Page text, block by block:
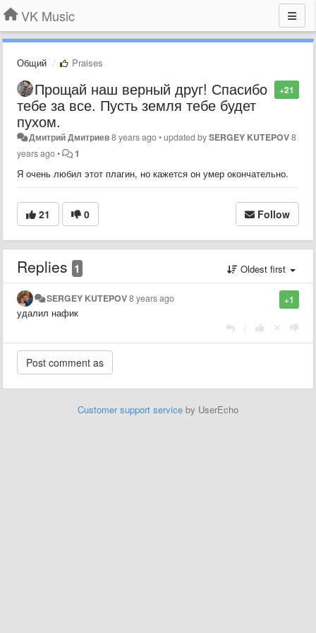
VK Music
Общий Praises
+21
Прощай наш верный друг! Спасибо
тебе за все. Пусть земля тебе будет
пухом.
Дмитрий Дмитриев8 years ago•updated bySERGEY KUTEPOV8
years ago• 1
Я очень любил этот плагин, но кажется он умер окончательно.
21 0 Follow
Replies 1 Oldest first
+1
SERGEY KUTEPOV8 years ago
удалил нафик
Customer support service by UserEcho